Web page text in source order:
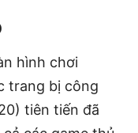
hình chơi
trang bị công
tiên tiến đã